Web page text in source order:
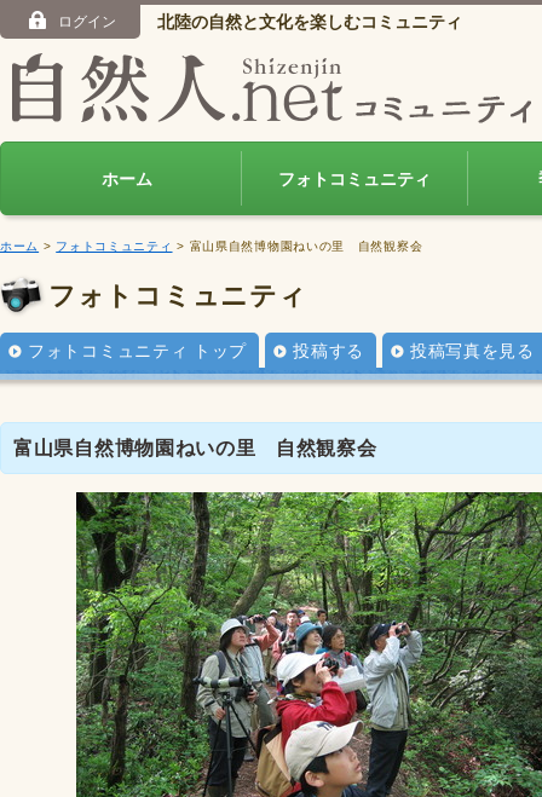
ログイン 北陸の自然と文化を楽しむコミュニティ
ホーム フォトコミュニティ
ホーム > フォトコミュニティ > 富山県自然博物園ねいの里 自然観察会
フォトコミュニティ
フォトコミュニティ トップ 投稿する 投稿写真を見る
富山県自然博物園ねいの里 自然観察会